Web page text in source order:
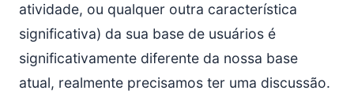
atividade, ou qualquer outra característica
significativa) da sua base de usuários é
significativamente diferente da nossa base
atual, realmente precisamos ter uma discussão.